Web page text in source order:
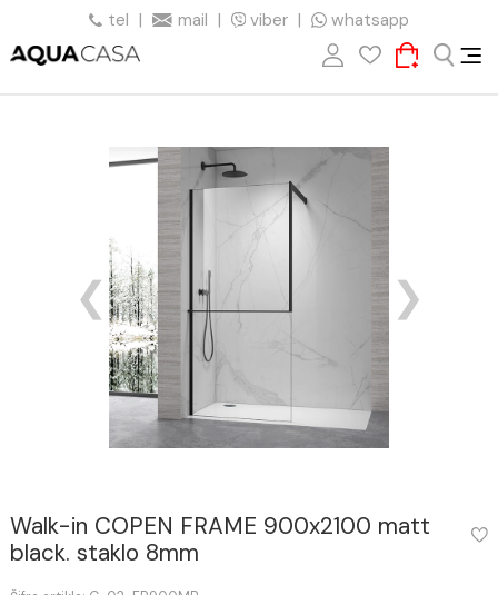
tel | mail | viber | whatsapp
Walk-in COPEN FRAME 900x2100 matt